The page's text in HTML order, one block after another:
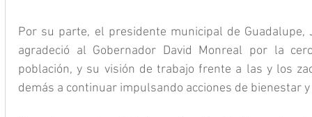
Por su parte, el presidente municipal de Guadalupe,
agradeció al Gobernador David Monreal por la
población, y su visión de trabajo frente a las y los
demás a continuar impulsando acciones de bienestar